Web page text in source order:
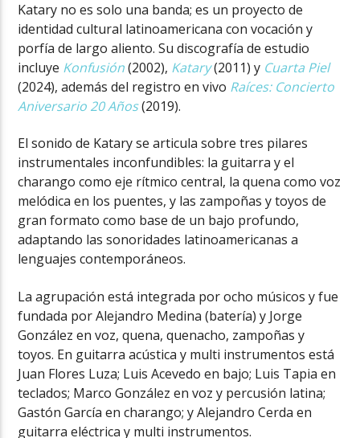
Katary no es solo una banda; es un proyecto de
identidad cultural latinoamericana con vocación y
porfía de largo aliento. Su discografía de estudio
incluye Konfusión(2002), Katary(2011) y Cuarta Piel
(2024), además del registro en vivo Raíces: Concierto
Aniversario 20 Años(2019).
El sonido de Katary se articula sobre tres pilares
instrumentales inconfundibles: la guitarra y el
charango como eje rítmico central, la quena como voz
melódica en los puentes, y las zampoñas y toyos de
gran formato como base de un bajo profundo,
adaptando las sonoridades latinoamericanas a
lenguajes contemporáneos.
La agrupación está integrada por ocho músicos y fue
fundada por Alejandro Medina (batería) y Jorge
González en voz, quena, quenacho, zampoñas y
toyos. En guitarra acústica y multi instrumentos está
Juan Flores Luza; Luis Acevedo en bajo; Luis Tapia en
teclados; Marco González en voz y percusión latina;
Gastón García en charango; y Alejandro Cerda en
guitarra eléctrica y multi instrumentos.